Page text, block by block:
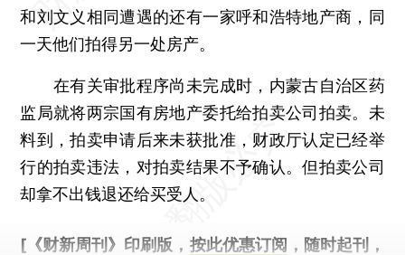
和刘文义相同遭遇的还有一家呼和浩特地产商，同
一天他们拍得另一处房产。
在有关审批程序尚未完成时，内蒙古自治区药
监局就将两宗国有房地产委托给拍卖公司拍卖。未
料到，拍卖申请后来未获批准，财政厅认定已经举
行的拍卖违法，对拍卖结果不予确认。但拍卖公司
却拿不出钱退还给买受人。
[《财新周刊》印刷版， 按此优惠订阅 ，随时起刊，